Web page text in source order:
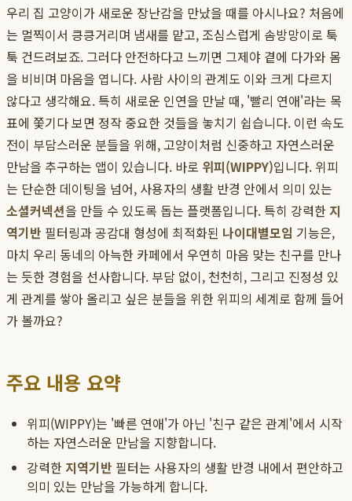
우리 집 고양이가 새로운 장난감을 만났을 때를 아시나요? 처음에
는 멀찍이서 킁킁거리며 냄새를 맡고, 조심스럽게 솜방망이로 툭
툭 건드려보죠. 그러다 안전하다고 느끼면 그제야 곁에 다가와 몸
을 비비며 마음을 엽니다. 사람 사이의 관계도 이와 크게 다르지
않다고 생각해요. 특히 새로운 인연을 만날 때, '빨리 연애'라는 목
표에 쫓기다 보면 정작 중요한 것들을 놓치기 쉽습니다. 이런 속도
전이 부담스러운 분들을 위해, 고양이처럼 신중하고 자연스러운
만남을 추구하는 앱이 있습니다. 바로 위피(WIPPY)입니다. 위피
는 단순한 데이팅을 넘어, 사용자의 생활 반경 안에서 의미 있는
소셜커넥션을 만들 수 있도록 돕는 플랫폼입니다. 특히 강력한 지
역기반 필터링과 공감대 형성에 최적화된 나이대별모임 기능은,
마치 우리 동네의 아늑한 카페에서 우연히 마음 맞는 친구를 만나
는 듯한 경험을 선사합니다. 부담 없이, 천천히, 그리고 진정성 있
게 관계를 쌓아 올리고 싶은 분들을 위한 위피의 세계로 함께 들어
가 볼까요?
주요 내용 요약
위피(WIPPY)는 '빠른 연애'가 아닌 '친구 같은 관계'에서 시작
하는 자연스러운 만남을 지향합니다.
강력한 지역기반 필터는 사용자의 생활 반경 내에서 편안하고
의미 있는 만남을 가능하게 합니다.